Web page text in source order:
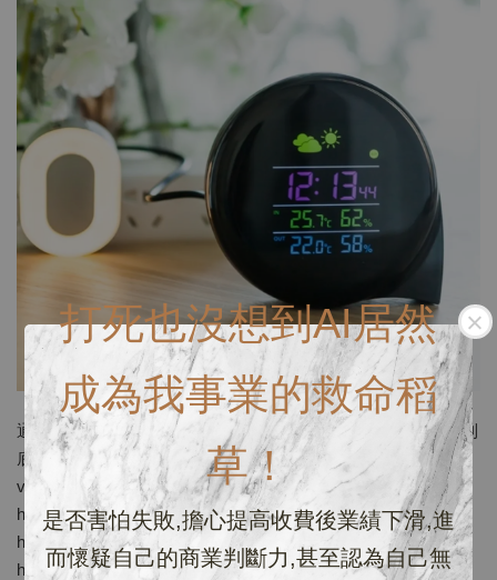
打死也沒想到AI居然
成為我事業的救命稻
草！
是否害怕失敗,擔心提高收費後業績下滑,進
而懷疑自己的商業判斷力,甚至認為自己無
通過SGS和甲醛安全檢驗合格 https://youtu.be/lHMPXGVvti0 到
底膠水存放哪兒才對？ https://www.youtube.com/watch?
v=4Ujr4-6vjeQ&t=10s 教你認識黑膠
https://youtu.be/w_Pf3AxpbTk 膠水基本認知：
https://youtu.be/h-rOD9WGp-Q 到底膠水什麼濃稠度是對的？
https://youtu.be/870RddUgzzQ 倒出膠水正確方式之一：